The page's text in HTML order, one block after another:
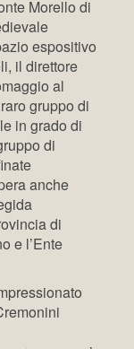
Morello di
espositivo
il direttore
al
gruppo di
in grado di
di
anche
di
e l’Ente